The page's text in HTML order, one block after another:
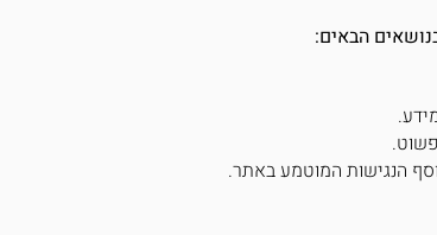
הבאים:
הנגישות המוטמע באתר.